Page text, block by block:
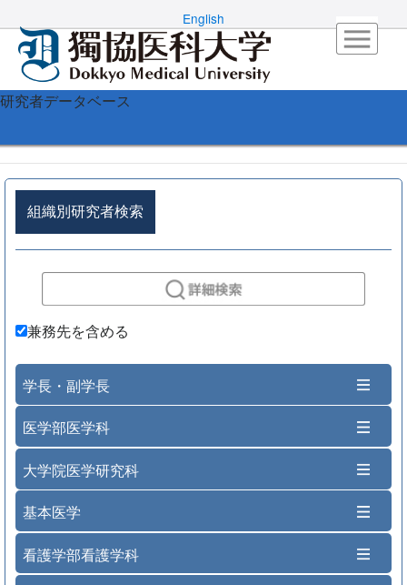
English
研究者データベース
組織別研究者検索
兼務先を含める
学長・副学長
医学部医学科
大学院医学研究科
基本医学
看護学部看護学科